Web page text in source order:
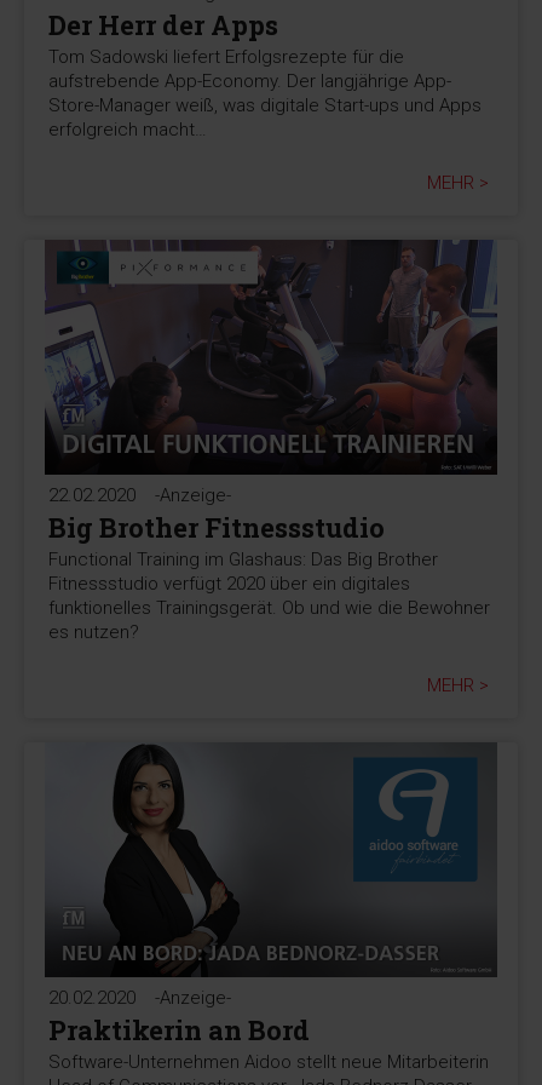
Der Herr der Apps
Tom Sadowski liefert Erfolgsrezepte für die
aufstrebende App-Economy. Der langjährige App-
Store-Manager weiß, was digitale Start-ups und Apps
erfolgreich macht…
MEHR >
22.02.2020 -Anzeige-
Big Brother Fitnessstudio
Functional Training im Glashaus: Das Big Brother
Fitnessstudio verfügt 2020 über ein digitales
funktionelles Trainingsgerät. Ob und wie die Bewohner
es nutzen?
MEHR >
20.02.2020 -Anzeige-
Praktikerin an Bord
Software-Unternehmen Aidoo stellt neue Mitarbeiterin